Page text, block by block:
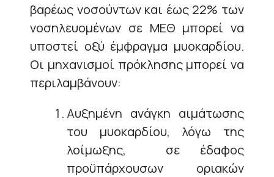
βαρέως νοσούντων και έως 22% των
νοσηλευομένων σε ΜΕΘ μπορεί να
υποστεί οξύ έμφραγμα μυοκαρδίου.
Οι μηχανισμοί πρόκλησης μπορεί να
περιλαμβάνουν:
Αυξημένη ανάγκη αιμάτωσης
του μυοκαρδίου, λόγω της
λοίμωξης, σε έδαφος
προϋπάρχουσων οριακών